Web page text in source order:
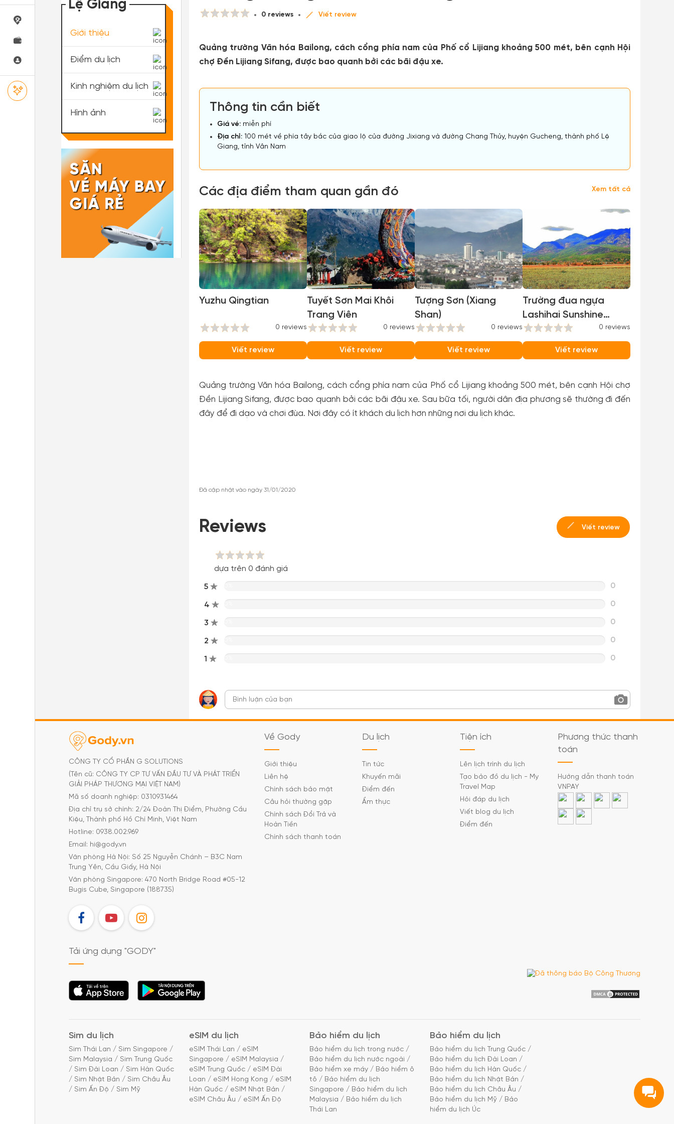
0 reviews Viết review
Quảng trường Văn hóa Bailong, cách cổng phía nam của Phố cổ Lijiang khoảng 500 mét, bên cạnh Hội
chợ Đền Lijiang Sifang, được bao quanh bởi các bãi đậu xe.
Thông tin cần biết
Giá vé: miễn phí
Địa chỉ: 100 mét về phía tây bắc của giao lộ của đường Jixiang và đường Chang Thủy, huyện Gucheng, thành phố Lệ
Giang, tỉnh Vân Nam
Các địa điểm tham quan gần đó Xem tất cả
Yuzhu Qingtian
0 reviews
Viết review
Tuyết Sơn Mai Khôi
Trang Viên
0 reviews
Viết review
Tượng Sơn (Xiang
Shan)
0 reviews
Viết review
Trường đua ngựa
Lashihai Sunshine
Coast
0 reviews
Viết review
Quảng trường Văn hóa Bailong, cách cổng phía nam của Phố cổ Lijiang khoảng 500 mét, bên cạnh Hội chợ
Đền Lijiang Sifang, được bao quanh bởi các bãi đậu xe. Sau bữa tối, người dân địa phương sẽ thường đi đến
đây để đi dạo và chơi đùa. Nơi đây có ít khách du lịch hơn những nơi du lịch khác.
Đã cập nhật vào ngày 31/01/2020
Reviews Viết review
dựa trên 0 đánh giá
5 0
4 0
3 0
2 0
1 0
Lệ Giang
Giới thiệu
Điểm du lịch
Kinh nghiệm du lịch
Hình ảnh
CÔNG TY CỔ PHẦN G SOLUTIONS
(Tên cũ: CÔNG TY CP TƯ VẤN ĐẦU TƯ VÀ PHÁT TRIỂN
GIẢI PHÁP THƯƠNG MẠI VIỆT NAM)
Mã số doanh nghiệp: 0310931464
Địa chỉ trụ sở chính: 2/24 Đoàn Thị Điểm, Phường Cầu
Kiệu, Thành phố Hồ Chí Minh, Việt Nam
Hotline: 0938.002.969
Email: hi@gody.vn
Văn phòng Hà Nội: Số 25 Nguyễn Chánh – B3C Nam
Trung Yên, Cầu Giấy, Hà Nội
Văn phòng Singapore: 470 North Bridge Road #05-12
Bugis Cube, Singapore (188735)
FB YT IG
Về Gody
Giới thiệu
Liên hệ
Chính sách bảo mật
Câu hỏi thường gặp
Chính sách Đổi Trả và
Hoàn Tiền
Chính sách thanh toán
Du lịch
Tin tức
Khuyến mãi
Điểm đến
Ẩm thực
Tiện ích
Lên lịch trình du lịch
Tạo bảo đồ du lịch - My
Travel Map
Hỏi đáp du lịch
Viết blog du lịch
Điểm đến
Phương thức thanh
toán
Hướng dẫn thanh toán
VNPAY
Tải ứng dụng "GODY"
Tải ứng dụng Tải ứng dụng
Sim du lịch
Sim Thái Lan / Sim Singapore /
Sim Malaysia / Sim Trung Quốc
/ Sim Đài Loan / Sim Hàn Quốc
/ Sim Nhật Bản / Sim Châu Âu
/ Sim Ấn Độ / Sim Mỹ
eSIM du lịch
eSIM Thái Lan / eSIM
Singapore / eSIM Malaysia /
eSIM Trung Quốc / eSIM Đài
Loan / eSIM Hong Kong / eSIM
Hàn Quốc / eSIM Nhật Bản /
eSIM Châu Âu / eSIM Ấn Độ
Bảo hiểm du lịch
Bảo hiểm du lịch trong nước /
Bảo hiểm du lịch nước ngoài /
Bảo hiểm xe máy / Bảo hiểm ô
tô / Bảo hiểm du lịch
Singapore / Bảo hiểm du lịch
Malaysia / Bảo hiểm du lịch
Thái Lan
Bảo hiểm du lịch
Bảo hiểm du lịch Trung Quốc /
Bảo hiểm du lịch Đài Loan /
Bảo hiểm du lịch Hàn Quốc /
Bảo hiểm du lịch Nhật Bản /
Bảo hiểm du lịch Châu Âu /
Bảo hiểm du lịch Mỹ / Bảo
hiểm du lịch Úc